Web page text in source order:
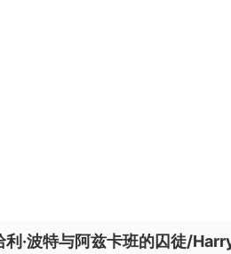
利·波特与阿兹卡班的囚徒/